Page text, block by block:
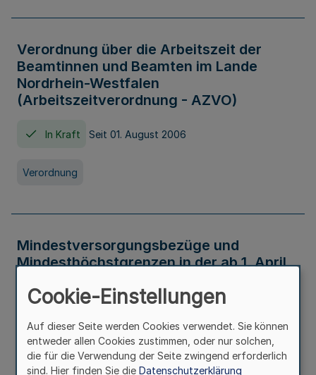
Verordnung über die Arbeitszeit der
Beamtinnen und Beamten im Lande
Nordrhein-Westfalen
(Arbeitszeitverordnung - AZVO)
In Kraft Seit 01. August 2006
Verordnung
Mindestversorgungsbezüge und
Mindesthöchstgrenzen in der ab 1. April
Verwaltungsvorschrift
Cookie-Einstellungen
Auf dieser Seite werden Cookies verwendet. Sie können
entweder allen Cookies zustimmen, oder nur solchen,
die für die Verwendung der Seite zwingend erforderlich
sind. Hier finden Sie die Datenschutzerklärung